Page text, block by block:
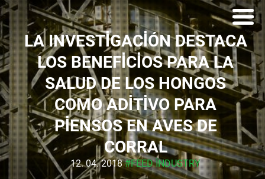
LA INVESTIGACIÓN DESTACA
LOS BENEFICIOS PARA LA
SALUD DE LOS HONGOS
COMO ADITIVO PARA
PIENSOS EN AVES DE
CORRAL
12. 04. 2018#FEED INDUSTRY